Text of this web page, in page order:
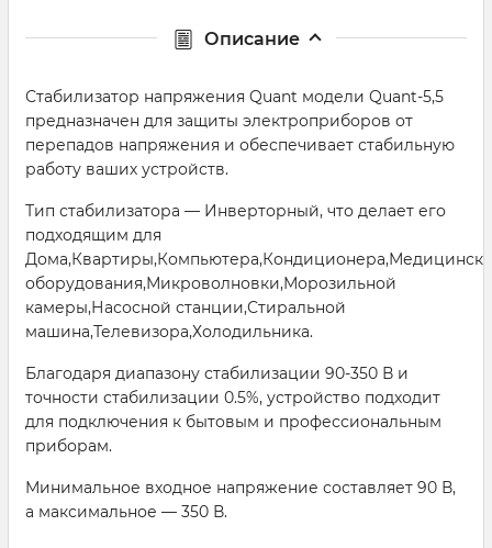
Описание
Стабилизатор напряжения Quant модели Quant-5,5
предназначен для защиты электроприборов от
перепадов напряжения и обеспечивает стабильную
работу ваших устройств.
Тип стабилизатора — Инверторный, что делает его
подходящим для
оборудования,Микроволновки,Морозильной
камеры,Насосной станции,Стиральной
машина,Телевизора,Холодильника.
Благодаря диапазону стабилизации 90-350 В и
точности стабилизации 0.5%, устройство подходит
для подключения к бытовым и профессиональным
приборам.
Минимальное входное напряжение составляет 90 В,
а максимальное — 350 В.